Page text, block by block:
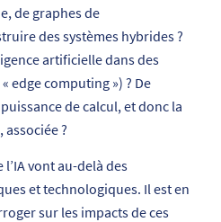
de graphes de
des systèmes hybrides ?
artificielle dans des
edge computing ») ? De
de calcul, et donc la
?
vont au-delà des
et technologiques. Il est en
sur les impacts de ces